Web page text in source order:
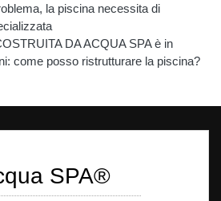
la piscina necessita di
DA ACQUA SPA è in
come posso ristrutturare la piscina?
SPA®